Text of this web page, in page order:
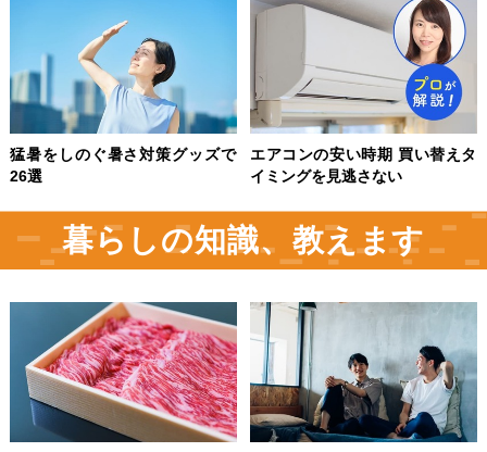
猛暑をしのぐ暑さ対策グッズで
26選
エアコンの安い時期 買い替えタ
イミングを見逃さない
暮らしの知識、教えます